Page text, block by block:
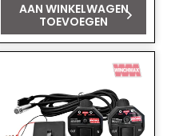
AAN WINKELWAGEN
TOEVOEGEN